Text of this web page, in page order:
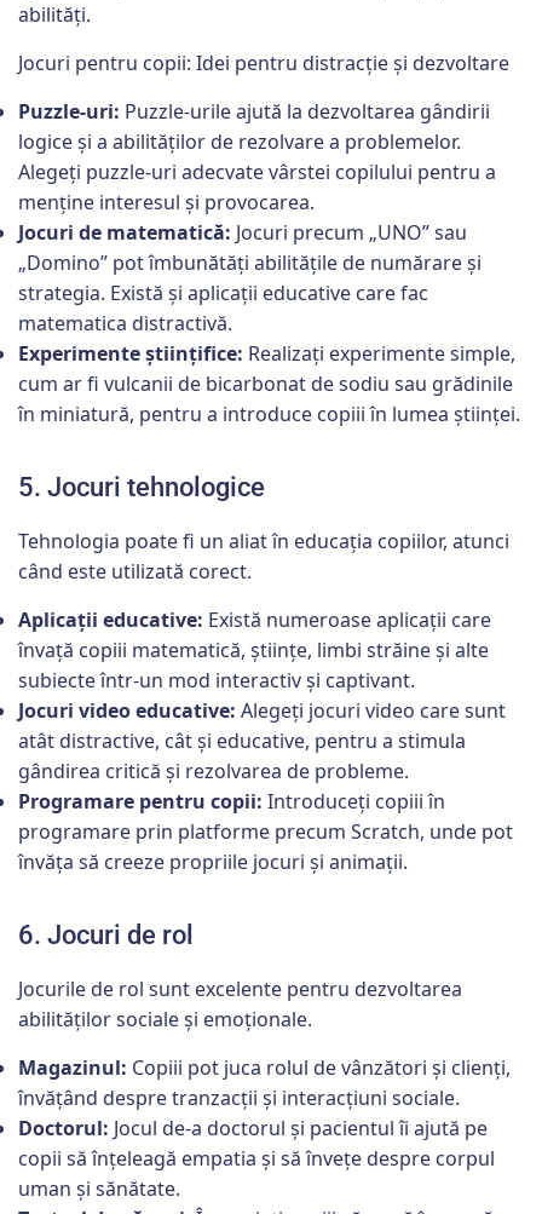
abilități.
Jocuri pentru copii: Idei pentru distracție și dezvoltare
Puzzle-uri: Puzzle-urile ajută la dezvoltarea gândirii
logice și a abilităților de rezolvare a problemelor.
Alegeți puzzle-uri adecvate vârstei copilului pentru a
menține interesul și provocarea.
Jocuri de matematică: Jocuri precum „UNO” sau
„Domino” pot îmbunătăți abilitățile de numărare și
strategia. Există și aplicații educative care fac
matematica distractivă.
Experimente științifice: Realizați experimente simple,
cum ar fi vulcanii de bicarbonat de sodiu sau grădinile
în miniatură, pentru a introduce copiii în lumea științei.
5. Jocuri tehnologice
Tehnologia poate fi un aliat în educația copiilor, atunci
când este utilizată corect.
Aplicații educative: Există numeroase aplicații care
învață copiii matematică, științe, limbi străine și alte
subiecte într-un mod interactiv și captivant.
Jocuri video educative: Alegeți jocuri video care sunt
atât distractive, cât și educative, pentru a stimula
gândirea critică și rezolvarea de probleme.
Programare pentru copii: Introduceți copiii în
programare prin platforme precum Scratch, unde pot
învăța să creeze propriile jocuri și animații.
6. Jocuri de rol
Jocurile de rol sunt excelente pentru dezvoltarea
abilităților sociale și emoționale.
Magazinul: Copiii pot juca rolul de vânzători și clienți,
învățând despre tranzacții și interacțiuni sociale.
Doctorul: Jocul de-a doctorul și pacientul îi ajută pe
copii să înțeleagă empatia și să învețe despre corpul
uman și sănătate.